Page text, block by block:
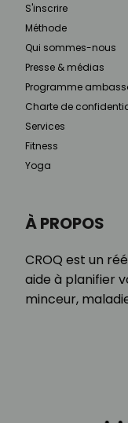
À PROPOS
CROQ est un
aide à planifier
minceur,
S'inscrire
Méthode
Qui sommes-nous
Presse & médias
Programme
Charte de
Services
Fitness
Yoga